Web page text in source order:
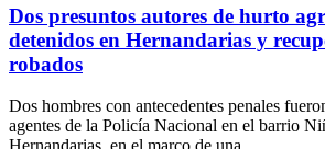
Dos presuntos autores de hurto
detenidos en Hernandarias y
robados
Dos hombres con antecedentes penales
agentes de la Policía Nacional en el barrio